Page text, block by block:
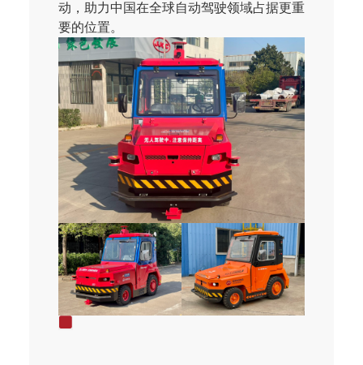
动，助力中国在全球自动驾驶领域占据更重
要的位置。